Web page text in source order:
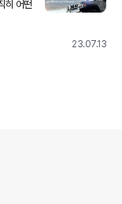
23.07.13